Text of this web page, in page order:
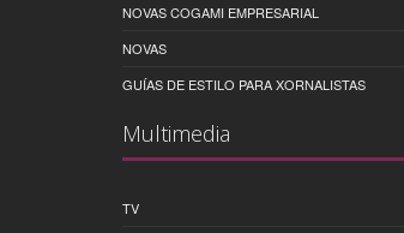
NOVAS COGAMI EMPRESARIAL
NOVAS
GUÍAS DE ESTILO PARA XORNALISTAS
Multimedia
TV